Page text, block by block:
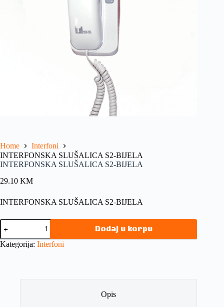
Home
Interfoni
INTERFONSKA SLUŠALICA S2-BIJELA
INTERFONSKA SLUŠALICA S2-BIJELA
29.10 KM
INTERFONSKA SLUŠALICA S2-BIJELA
Dodaj u korpu
Kategorija: Interfoni
Opis